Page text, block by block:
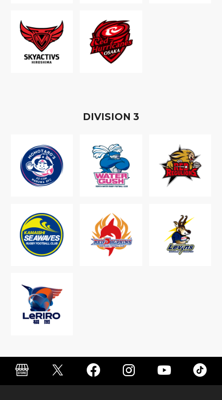
DIVISION 3